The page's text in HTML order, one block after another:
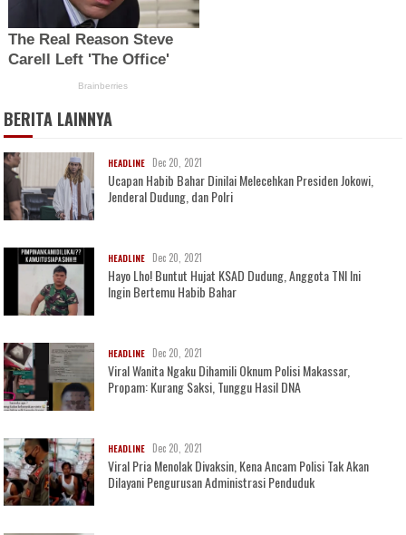
BERITA LAINNYA
HEADLINE Dec 20, 2021
Ucapan Habib Bahar Dinilai Melecehkan Presiden Jokowi,
Jenderal Dudung, dan Polri
HEADLINE Dec 20, 2021
Hayo Lho! Buntut Hujat KSAD Dudung, Anggota TNI Ini
Ingin Bertemu Habib Bahar
HEADLINE Dec 20, 2021
Viral Wanita Ngaku Dihamili Oknum Polisi Makassar,
Propam: Kurang Saksi, Tunggu Hasil DNA
HEADLINE Dec 20, 2021
Viral Pria Menolak Divaksin, Kena Ancam Polisi Tak Akan
Dilayani Pengurusan Administrasi Penduduk